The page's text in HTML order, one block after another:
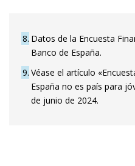
8 Datos de la Encuesta
Banco de España.
9 Véase el artículo
España no es país para
de junio de 2024.